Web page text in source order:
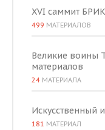
XVI саммит
499 МАТЕРИАЛОВ
Великие воины
материалов
24 МАТЕРИАЛА
Искусственный
181 МАТЕРИАЛ